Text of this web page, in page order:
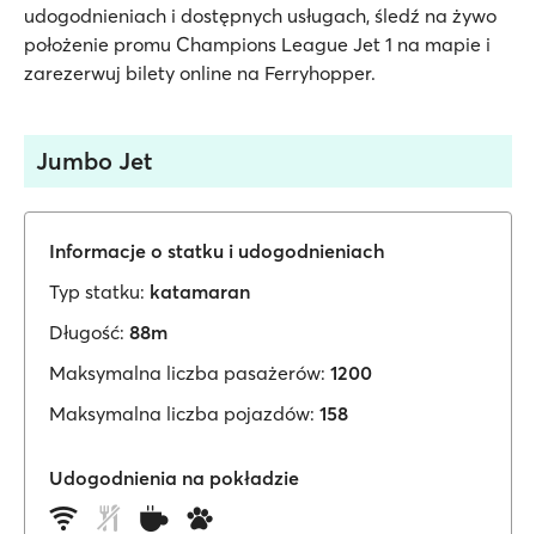
udogodnieniach i dostępnych usługach, śledź na żywo
położenie promu Champions League Jet 1 na mapie i
zarezerwuj bilety online na Ferryhopper.
Jumbo Jet
Informacje o statku i udogodnieniach
Typ statku: katamaran
Długość: 88m
Maksymalna liczba pasażerów: 1200
Maksymalna liczba pojazdów: 158
Udogodnienia na pokładzie